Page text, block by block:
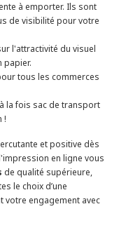
à emporter. Ils sont
de visibilité pour votre
l'attractivité du visuel
papier.
tous les commerces
la fois sac de transport
!
et positive dès
en ligne vous
de qualité supérieure,
le choix d’une
votre engagement avec